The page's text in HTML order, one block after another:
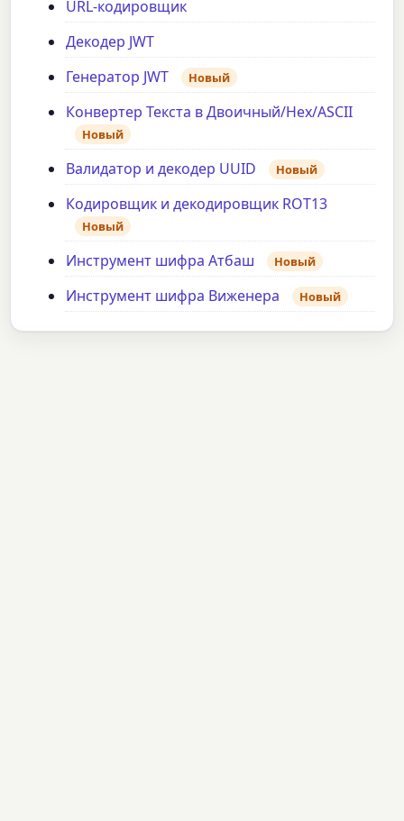
URL-кодировщик
Декодер JWT
Генератор JWT
Новый
Конвертер Текста в Двоичный/Hex/ASCII
Новый
Валидатор и декодер UUID Новый
Кодировщик и декодировщик ROT13
Новый
Инструмент шифра Атбаш Новый
Инструмент шифра Виженера Новый